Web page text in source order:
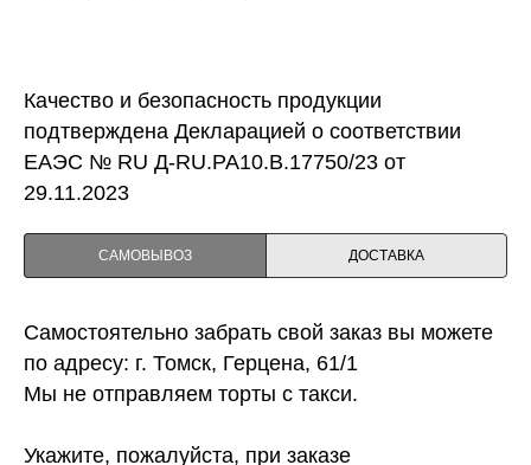
Качество и безопасность продукции
подтверждена Декларацией о соответствии
ЕАЭС № RU Д-RU.PA10.B.17750/23 от
29.11.2023
САМОВЫВОЗ ДОСТАВКА
Самостоятельно забрать свой заказ вы можете
по адресу: г. Томск, Герцена, 61/1
Мы не отправляем торты с такси.
Укажите, пожалуйста, при заказе